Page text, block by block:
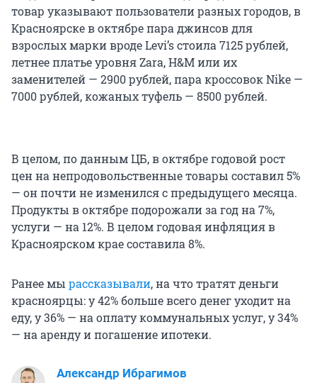
товар указывают пользователи разных городов, в
Красноярске в октябре пара джинсов для
взрослых марки вроде Levi’s стоила 7125 рублей,
летнее платье уровня Zara, H&M или их
заменителей — 2900 рублей, пара кроссовок Nike —
7000 рублей, кожаных туфель — 8500 рублей.
В целом, по данным ЦБ, в октябре годовой рост
цен на непродовольственные товары составил 5%
— он почти не изменился с предыдущего месяца.
Продукты в октябре подорожали за год на 7%,
услуги — на 12%. В целом годовая инфляция в
Красноярском крае составила 8%.
Ранее мы рассказывали, на что тратят деньги
красноярцы: у 42% больше всего денег уходит на
еду, у 36% — на оплату коммунальных услуг, у 34%
— на аренду и погашение ипотеки.
Александр Ибрагимов